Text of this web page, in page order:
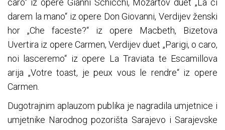
caro“ iz opere Gianni Schicchi, Mozartov duet „La ci
darem la mano“ iz opere Don Giovanni, Verdijev ženski
hor „Che faceste?“ iz opere Macbeth, Bizetova
Uvertira iz opere Carmen, Verdijev duet „Parigi, o caro,
noi lasceremo“ iz opere La Traviata te Escamillova
arija „Votre toast, je peux vous le rendre“ iz opere
Carmen.
Dugotrajnim aplauzom publika je nagradila umjetnice i
umjetnike Narodnog pozorišta Sarajevo i Sarajevske